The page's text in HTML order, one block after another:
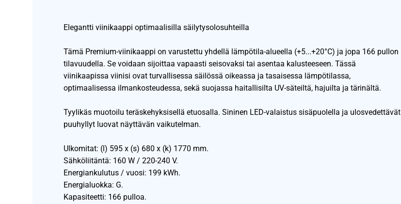
Elegantti viinikaappi optimaalisilla säilytysolosuhteilla
Tämä Premium-viinikaappi on varustettu yhdellä lämpötila-alueella (+5...+20°C) ja jopa 166 pullon
tilavuudella. Se voidaan sijoittaa vapaasti seisovaksi tai asentaa kalusteeseen. Tässä
viinikaapissa viinisi ovat turvallisessa säilössä oikeassa ja tasaisessa lämpötilassa,
optimaalisessa ilmankosteudessa, sekä suojassa haitallisilta UV-säteiltä, hajuilta ja tärinältä.
Tyylikäs muotoilu teräskehyksisellä etuosalla. Sininen LED-valaistus sisäpuolella ja ulosvedettävät
puuhyllyt luovat näyttävän vaikutelman.
Ulkomitat: (l) 595 x (s) 680 x (k) 1770 mm.
Sähköliitäntä: 160 W / 220-240 V.
Energiankulutus / vuosi: 199 kWh.
Energialuokka: G.
Kapasiteetti: 166 pulloa.